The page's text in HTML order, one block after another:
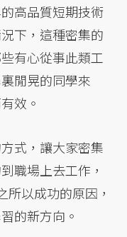
高品質短期技術
下，這種密集的
有心從事此類工
閒晃的同學來
效。
式，讓大家密集
職場上去工作，
以成功的原因，
的新方向。